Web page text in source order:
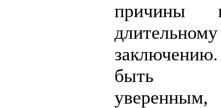
причины
длительному
быть